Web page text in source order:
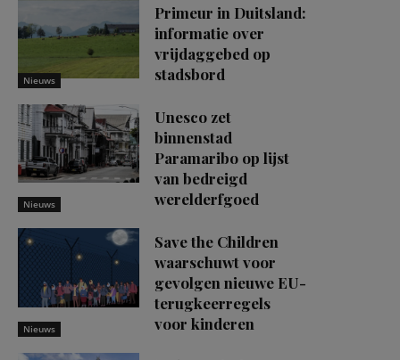
Nieuws
Primeur in Duitsland:
informatie over
vrijdaggebed op
stadsbord
Nieuws
Unesco zet
binnenstad
Paramaribo op lijst
van bedreigd
werelderfgoed
Nieuws
Save the Children
waarschuwt voor
gevolgen nieuwe EU-
terugkeerregels
voor kinderen